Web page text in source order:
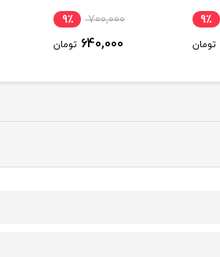
9٪
تومان
700,000 9٪
640,000 تومان